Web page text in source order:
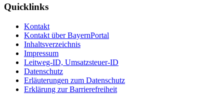
Quicklinks
Kontakt
Kontakt über BayernPortal
Inhaltsverzeichnis
Impressum
Leitweg-ID, Umsatzsteuer-ID
Datenschutz
Erläuterungen zum Datenschutz
Erklärung zur Barrierefreiheit